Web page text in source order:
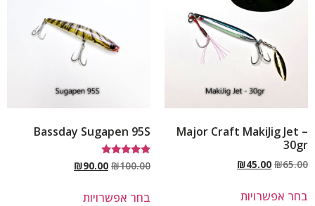
Major Craft MakiJig Jet –
30gr
₪65.00
₪45.00
בחר אפשרויות
Bassday Sugapen 95S
דורג
5.00
₪100.00
₪90.00
בחר אפשרויות